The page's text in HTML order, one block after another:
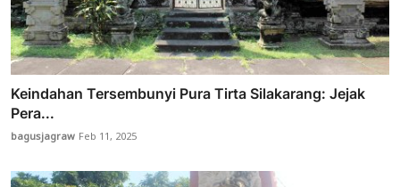
Keindahan Tersembunyi Pura Tirta Silakarang: Jejak
Pera...
bagusjagraw Feb 11, 2025